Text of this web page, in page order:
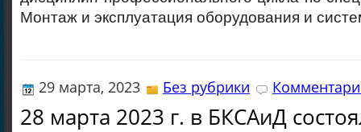
Монтаж и эксплуатация оборудования и
29 марта, 2023 Без рубрики
28 марта 2023 г. в БКСАиД